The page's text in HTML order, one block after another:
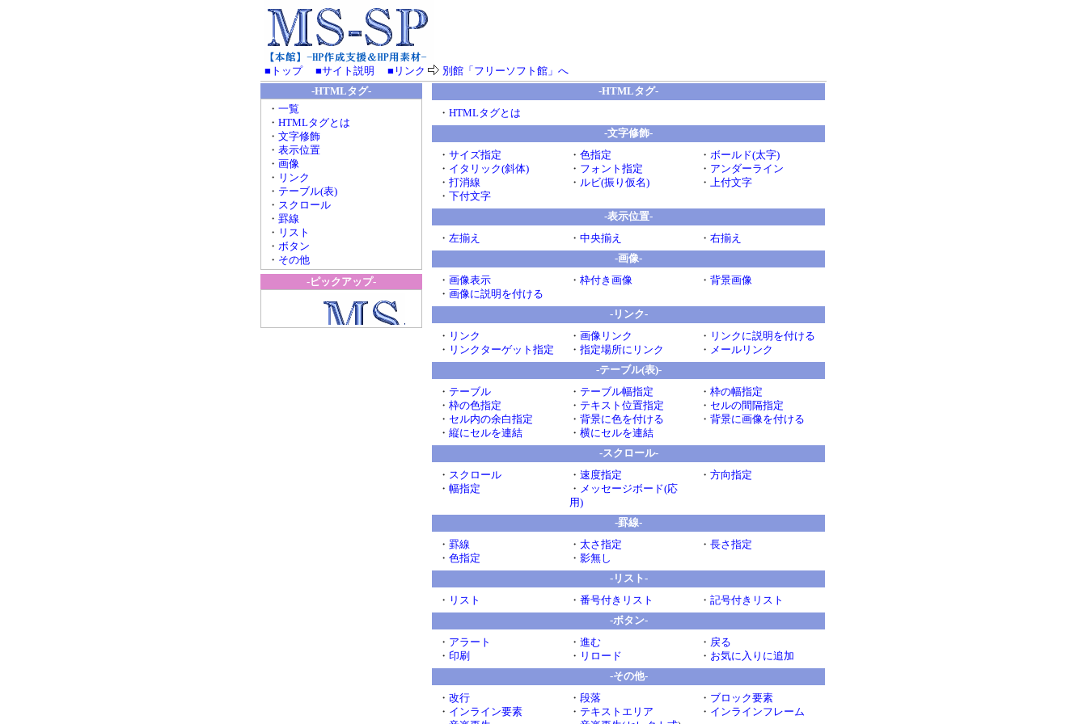
-HTMLタグ-
・ HTMLタグとは
-文字修飾-
・ サイズ指定
・ イタリック(斜体)
・ 打消線
・ 下付文字
・ 色指定
・ フォント指定
・ ルビ(振り仮名)
・ ボールド(太字)
・ アンダーライン
・ 上付文字
-表示位置-
・ 左揃え ・ 中央揃え ・ 右揃え
-画像-
・ 画像表示
・ 画像に説明を付ける
・ 枠付き画像 ・ 背景画像
-リンク-
・ リンク
・ リンクターゲット指定
・ 画像リンク
・ 指定場所にリンク
・ リンクに説明を付ける
・ メールリンク
-テーブル(表)-
・ テーブル
・ 枠の色指定
・ セル内の余白指定
・ 縦にセルを連結
・ テーブル幅指定
・ テキスト位置指定
・ 背景に色を付ける
・ 横にセルを連結
・ 枠の幅指定
・ セルの間隔指定
・ 背景に画像を付ける
-スクロール-
・ スクロール
・ 幅指定
・ 速度指定
・ メッセージボード(応
用)
・ 方向指定
-罫線-
・ 罫線
・ 色指定
・ 太さ指定
・ 影無し
・ 長さ指定
-リスト-
・ リスト ・ 番号付きリスト ・ 記号付きリスト
-ボタン-
・ アラート
・ 印刷
・ 進む
・ リロード
・ 戻る
・ お気に入りに追加
-その他-
・ 改行
・ インライン要素
・ 段落
・ テキストエリア
・ ブロック要素
・ インラインフレーム
-HTMLタグ-
・ 一覧
・ HTMLタグとは
・ 文字修飾
・ 表示位置
・ 画像
・ リンク
・ テーブル(表)
・ スクロール
・ 罫線
・ リスト
・ ボタン
・ その他
-ピックアップ-